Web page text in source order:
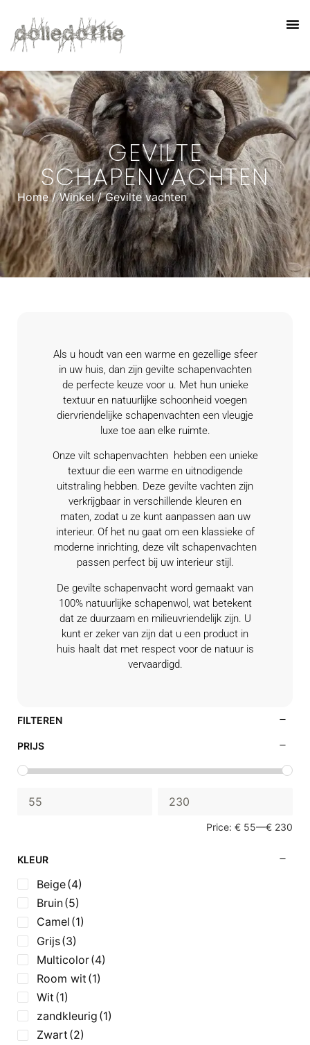
GEVILTE
SCHAPENVACHTEN
Home/Winkel/ Gevilte vachten
Als u houdt van een warme en gezellige sfeer
in uw huis, dan zijn gevilte schapenvachten
de perfecte keuze voor u. Met hun unieke
textuur en natuurlijke schoonheid voegen
diervriendelijke schapenvachten een vleugje
luxe toe aan elke ruimte.
Onze vilt schapenvachten hebben een unieke
textuur die een warme en uitnodigende
uitstraling hebben. Deze gevilte vachten zijn
verkrijgbaar in verschillende kleuren en
maten, zodat u ze kunt aanpassen aan uw
interieur. Of het nu gaat om een klassieke of
moderne inrichting, deze vilt schapenvachten
passen perfect bij uw interieur stijl.
De gevilte schapenvacht word gemaakt van
100% natuurlijke schapenwol, wat betekent
dat ze duurzaam en milieuvriendelijk zijn. U
kunt er zeker van zijn dat u een product in
huis haalt dat met respect voor de natuur is
vervaardigd.
FILTEREN
PRIJS
Price: € 55—€ 230
KLEUR
Beige(4)
Bruin(5)
Camel (1)
Grijs(3)
Multicolor(4)
Room wit (1)
Wit (1)
zandkleurig (1)
Zwart (2)